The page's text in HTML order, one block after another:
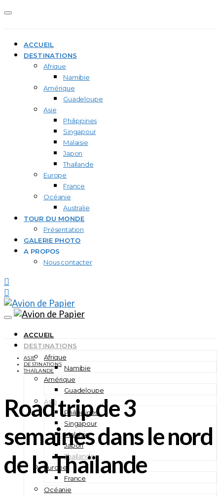
ACCUEIL
DESTINATIONS
Afrique
Namibie
Amérique
Guadeloupe
Asie
Philippines
Singapour
Malaisie
Japon
Thaïlande
Europe
France
Océanie
Australie
TOUR DU MONDE
Présentation
GALERIE PHOTO
A PROPOS
Nous contacter
ACCUEIL
DESTINATIONS
Afrique
Namibie
Amérique
Guadeloupe
Asie
Philippines
Singapour
Malaisie
Japon
Thaïlande
Europe
France
Océanie
ASIE
DESTINATIONS
THAÏLANDE
Road trip de 3
semaines dans le nord
de la Thaïlande